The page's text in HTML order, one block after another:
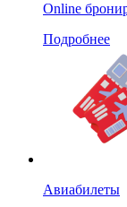
Online
Подробнее
Авиабилеты